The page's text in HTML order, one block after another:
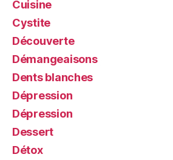
Cuisine
Cystite
Découverte
Démangeaisons
Dents blanches
Dépression
Dépression
Dessert
Détox